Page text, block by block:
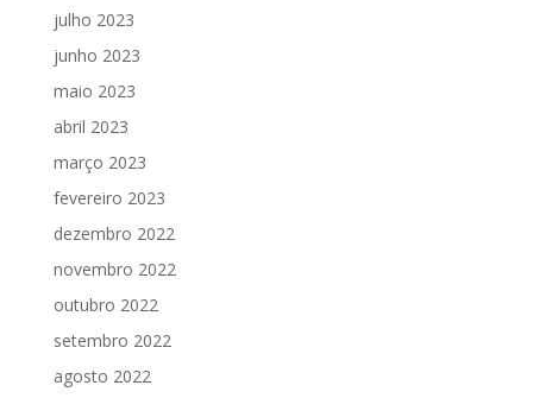
julho 2023
junho 2023
maio 2023
abril 2023
março 2023
fevereiro 2023
dezembro 2022
novembro 2022
outubro 2022
setembro 2022
agosto 2022